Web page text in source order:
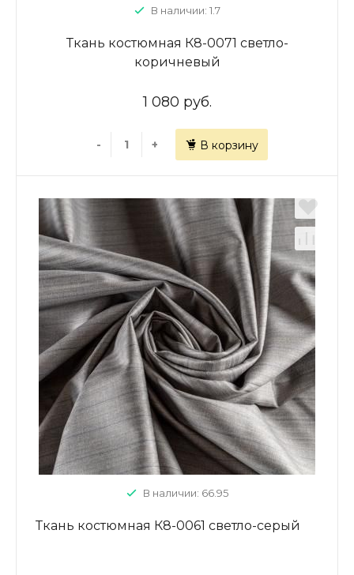
В наличии: 1.7
Ткань костюмная К8-0071 светло-
коричневый
1 080 руб.
- + В корзину
В наличии: 66.95
Ткань костюмная К8-0061 светло-серый